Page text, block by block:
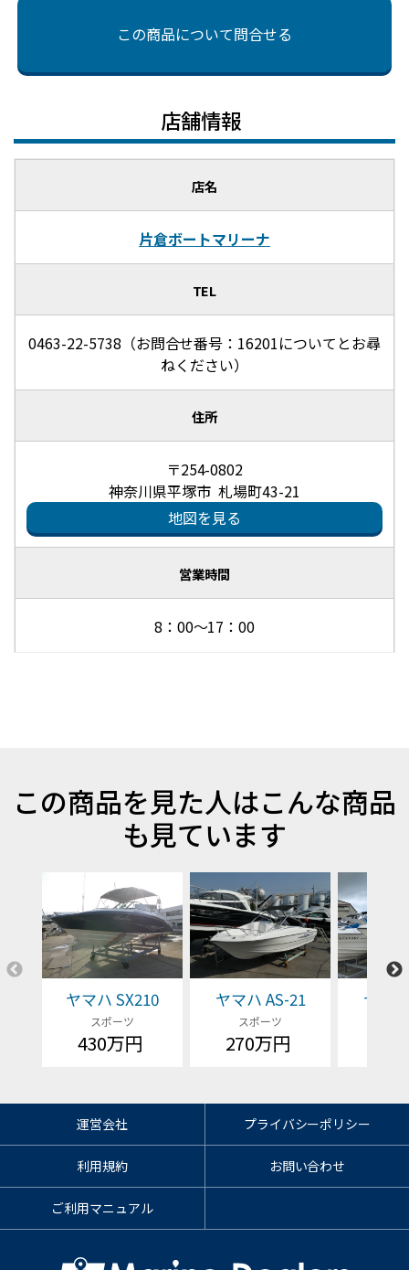
この商品について問合せる
店舗情報
店名
片倉ボートマリーナ
TEL
0463-22-5738（お問合せ番号：16201についてとお尋
ねください）
住所
〒254-0802
神奈川県平塚市 札場町43-21
地図を見る
営業時間
8：00～17：00
この商品を見た人はこんな商品
も見ています
ヤマハ SX210
スポーツ
430万円
ヤマハ AS-21
スポーツ
270万円
ヤマ
運営会社 プライバシーポリシー
利用規約 お問い合わせ
ご利用マニュアル